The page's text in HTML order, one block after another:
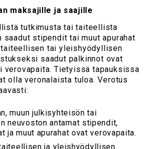
maksajille ja saajille
tutkimusta tai taiteellista
saadut stipendit tai muut apurahat
tai yleishyödyllisen
saadut palkinnot ovat
verovapaita. Tietyissä tapauksissa
olla veronalaista tuloa. Verotus
muun julkisyhteisön tai
neuvoston antamat stipendit,
ja muut apurahat ovat verovapaita.
ja yleishyödyllisen